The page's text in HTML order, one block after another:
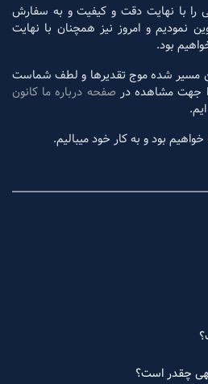
توجیهی را با نهایت دقت و کیفیت و به سفارش
نمودیم و امروز نیز همچنان با نهایت
بود.
مسیر شده موج تقدیرها و لطف شماست
جهت مشاهده در صفحه درباره ما کانون
بود و به کار خود میبالیم.
چقدر است؟